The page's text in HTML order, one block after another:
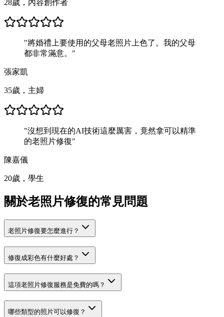
28歲，內容創作者
"將婚禮上要使用的父母老照片上色了。我的父母
都非常滿意。 "
張家凱
35歲，主婦
"沒想到現在的AI技術這麼厲害，竟然拿可以精準
的老照片修復"
陳嘉儀
20歲，學生
關於老照片修復的常見問題
老照片修復要怎麼進行？
修復成彩色有什麼好處？
這項老照片修復服務是免費的嗎？
哪些類型的照片可以修復？